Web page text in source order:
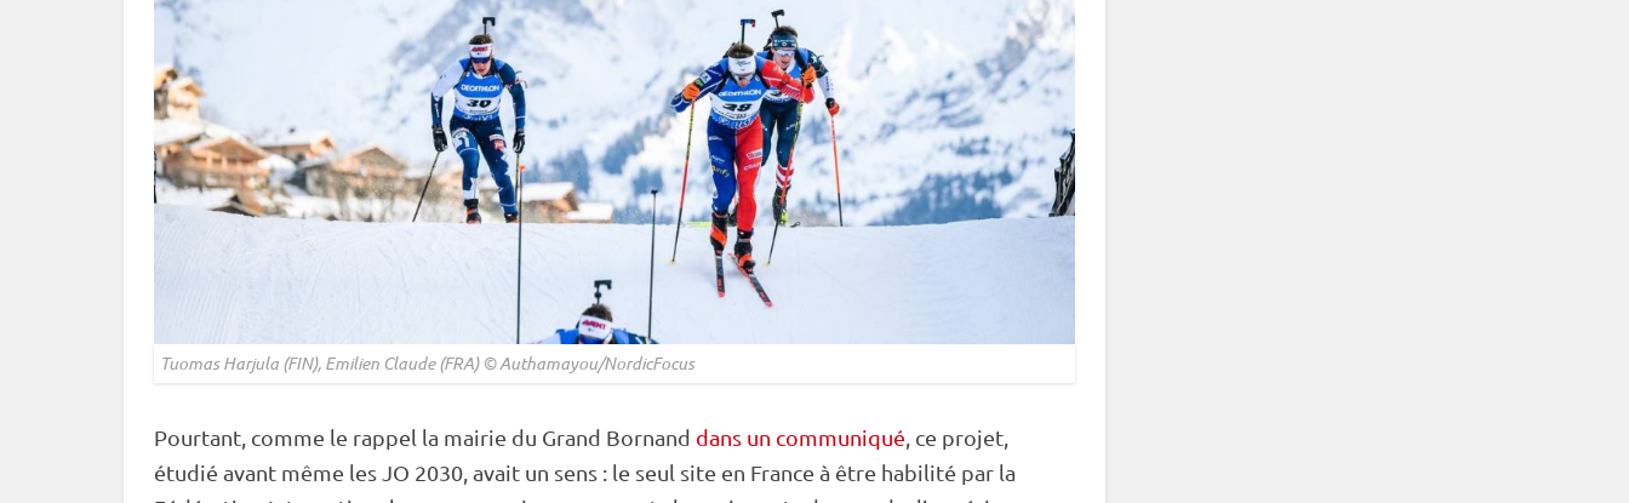
Tuomas Harjula (FIN), Emilien Claude (FRA) © Authamayou/NordicFocus
Pourtant, comme le rappel la mairie du Grand Bornand dans un communiqué , ce projet,
étudié avant même les JO 2030, avait un sens : le seul site en France à être habilité par la